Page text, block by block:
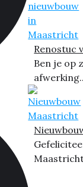
Renostuc
Ben je op